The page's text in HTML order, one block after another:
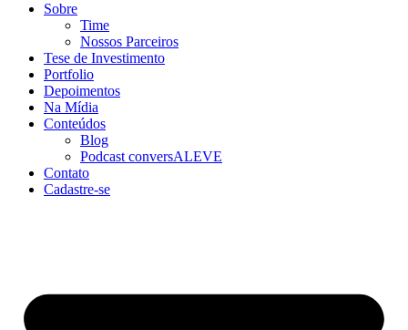
Sobre
Time
Nossos Parceiros
Tese de Investimento
Portfolio
Depoimentos
Na Mídia
Conteúdos
Blog
Podcast conversALEVE
Contato
Cadastre-se